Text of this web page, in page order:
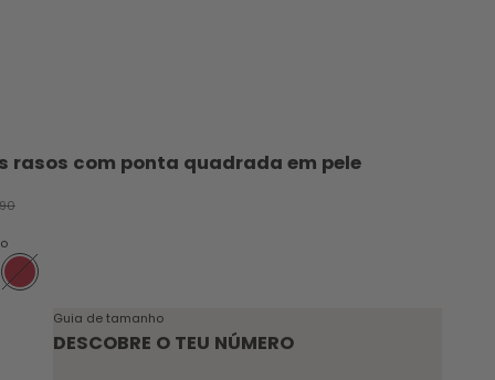
rasos com ponta quadrada em pele
vermelho
Guia de tamanho
DESCOBRE O TEU NÚMERO